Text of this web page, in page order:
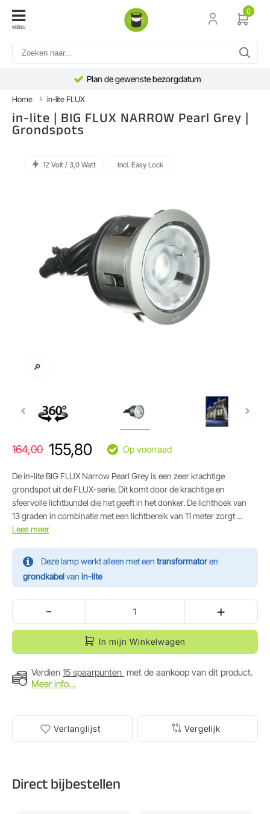
MENU
0
Plan de gewenste bezorgdatum
Home in-lite FLUX
in-lite | BIG FLUX NARROW Pearl Grey |
Grondspots
12 Volt / 3,0 Watt Incl. Easy Lock
🔎
164,00 155,80 Op voorraad
De in-lite BIG FLUX Narrow Pearl Grey is een zeer krachtige
grondspot uit de FLUX-serie. Dit komt door de krachtige en
sfeervolle lichtbundel die het geeft in het donker. De lichthoek van
13 graden in combinatie met een lichtbereik van 11 meter zorgt ...
Lees meer
Deze lamp werkt alleen met een transformatoren
grondkabelvan in-lite
- +
In mijn Winkelwagen
Verdien 15 spaarpunten met de aankoop van dit product.
Meer info...
Verlanglijst Vergelijk
Direct bijbestellen